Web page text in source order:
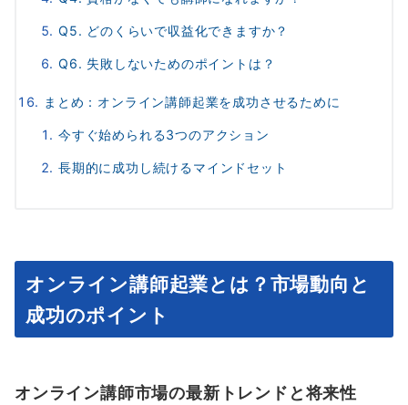
Q5. どのくらいで収益化できますか？
Q6. 失敗しないためのポイントは？
まとめ：オンライン講師起業を成功させるために
今すぐ始められる3つのアクション
長期的に成功し続けるマインドセット
オンライン講師起業とは？市場動向と
成功のポイント
オンライン講師市場の最新トレンドと将来性